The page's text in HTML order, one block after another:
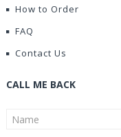
How to Order
FAQ
Contact Us
CALL ME BACK